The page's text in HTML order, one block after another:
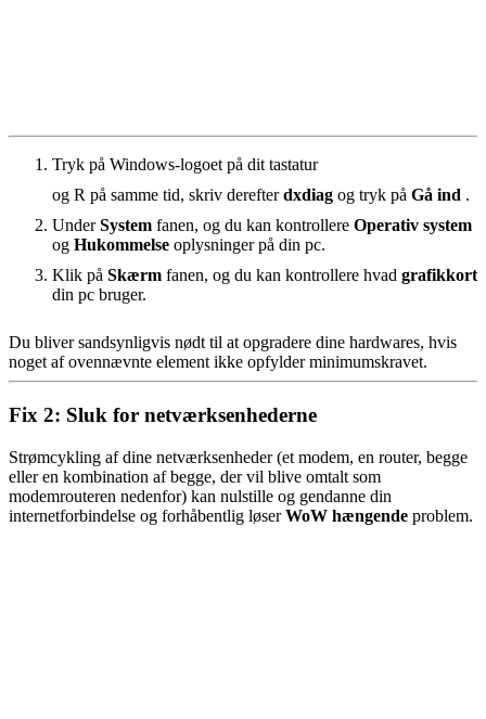
Tryk på Windows-logoet på dit tastatur
og R på samme tid, skriv derefterdxdiag og tryk på Gå ind .
UnderSystem fanen, og du kan kontrollere Operativ system
og Hukommelse oplysninger på din pc.
Klik på Skærm fanen, og du kan kontrollere hvad grafikkort
din pc bruger.
Du bliver sandsynligvis nødt til at opgradere dine hardwares, hvis
noget af ovennævnte element ikke opfylder minimumskravet.
Fix 2: Sluk for netværksenhederne
Strømcykling af dine netværksenheder (et modem, en router, begge
eller en kombination af begge, der vil blive omtalt som
modemrouteren nedenfor) kan nulstille og gendanne din
internetforbindelse og forhåbentlig løserWoW hængende problem.